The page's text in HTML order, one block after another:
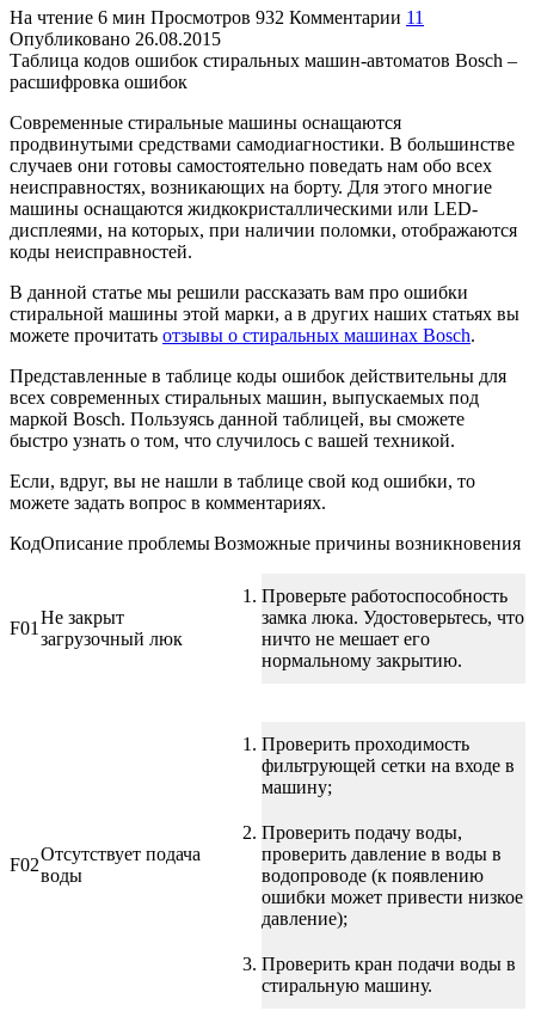
На чтение 6 мин Просмотров 932 Комментарии 11
Опубликовано 26.08.2015
Таблица кодов ошибок стиральных машин-автоматов Bosch –
расшифровка ошибок
Современные стиральные машины оснащаются
продвинутыми средствами самодиагностики. В большинстве
случаев они готовы самостоятельно поведать нам обо всех
неисправностях, возникающих на борту. Для этого многие
машины оснащаются жидкокристаллическими или LED-
дисплеями, на которых, при наличии поломки, отображаются
коды неисправностей.
В данной статье мы решили рассказать вам про ошибки
стиральной машины этой марки, а в других наших статьях вы
можете прочитать отзывы о стиральных машинах Bosch.
Представленные в таблице коды ошибок действительны для
всех современных стиральных машин, выпускаемых под
маркой Bosch. Пользуясь данной таблицей, вы сможете
быстро узнать о том, что случилось с вашей техникой.
Если, вдруг, вы не нашли в таблице свой код ошибки, то
можете задать вопрос в комментариях.
КодОписание проблемыВозможные причины возникновения
F01
Не закрыт
загрузочный люк
Проверьте работоспособность
замка люка. Удостоверьтесь, что
ничто не мешает его
нормальному закрытию.
F02
Отсутствует подача
воды
Проверить проходимость
фильтрующей сетки на входе в
машину;
Проверить подачу воды,
проверить давление в воды в
водопроводе (к появлению
ошибки может привести низкое
давление);
Проверить кран подачи воды в
стиральную машину.